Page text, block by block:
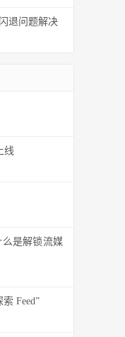
退问题解决
线
是解锁流媒
Feed”